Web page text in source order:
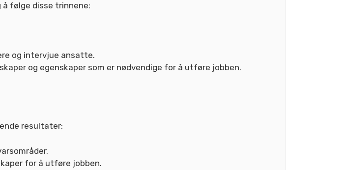
følge disse trinnene:
og intervjue ansatte.
og egenskaper som er nødvendige for å utføre jobben.
resultater:
for å utføre jobben.